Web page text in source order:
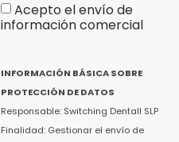
Acepto el envío de
información comercial
INFORMACIÓN BÁSICA SOBRE
PROTECCIÓN DE DATOS
Responsable: Switching Dentall SLP
Finalidad: Gestionar el envío de